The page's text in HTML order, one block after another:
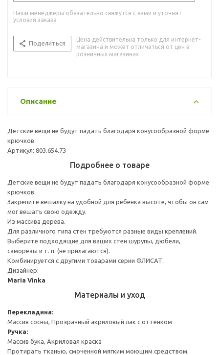
Наши менеджеры обязательно свяжутся с вами и уточнят
условия заказа
Поделиться
Цена действительна только для интернет-
магазина и может отличаться от цен в
розничных магазинах
Описание
Детские вещи не будут падать благодаря конусообразной форме
крючков.
Артикул: 803.654.73
Подробнее о товаре
Детские вещи не будут падать благодаря конусообразной форме
крючков.
Закрепите вешалку на удобной для ребенка высоте, чтобы он сам
мог вешать свою одежду.
Из массива дерева.
Для различного типа стен требуются разные виды креплений.
Выберите подходящие для ваших стен шурупы, дюбели,
саморезы и т. п. (не прилагаются).
Комбинируется с другими товарами серии ФЛИСАТ.
Дизайнер:
Maria Vinka
Материалы и уход
Перекладина:
Массив сосны, Прозрачный акриловый лак с оттенком
Ручка:
Массив бука, Акриловая краска
Протирать тканью, смоченной мягким моющим средством.